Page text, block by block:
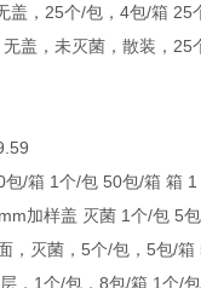
盖，25个/包，4包/箱
盖，未灭菌，散装，
/箱 1个/包 50包/箱 箱
加样盖 灭菌 1个/包 5
，灭菌，5个/包，5包/
，1个/包，8包/箱 1个/